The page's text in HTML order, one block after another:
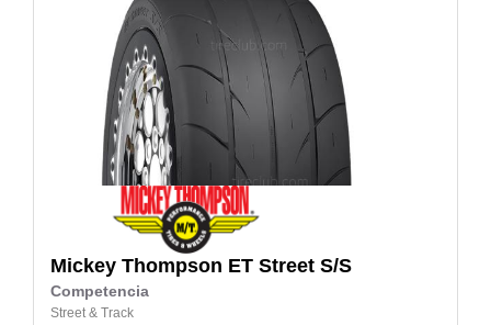
Mickey Thompson ET Street S/S
Competencia
Street & Track